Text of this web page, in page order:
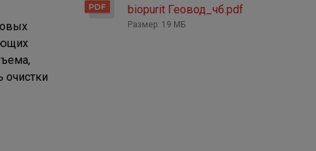
очистки
biopurit Геовод_чб.pdf
Размер: 19 МБ